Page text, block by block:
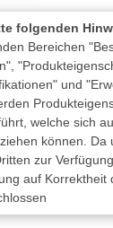
folgenden
Bereichen
und
welche sich
können. Da
zur
auf Korrektheit